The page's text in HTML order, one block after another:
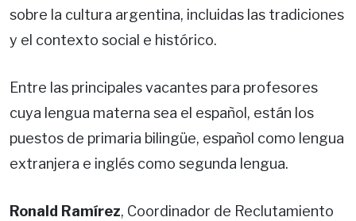
sobre la cultura argentina, incluidas las tradiciones
y el contexto social e histórico.
Entre las principales vacantes para profesores
cuya lengua materna sea el español, están los
puestos de primaria bilingüe, español como lengua
extranjera e inglés como segunda lengua.
Ronald Ramírez, Coordinador de Reclutamiento